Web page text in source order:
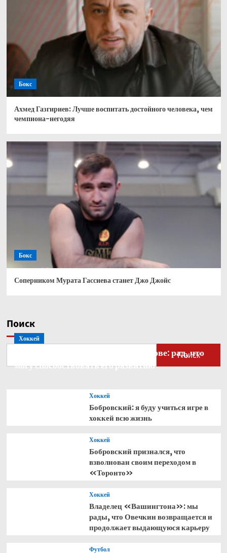
Бокс
Ахмед Газгириев: Лучше воспитать достойного человека, чем
чемпиона-негодяя
Бокс
Соперником Мурата Гассиева станет Джо Джойс
Поиск
Поиск
Хоккей
Бобровский — о голкипере Ахтямове: рад, что
могу способствовать его развитию
Хоккей
Бобровский: я буду учиться игре в
хоккей всю жизнь
Хоккей
Бобровский признался, что
взволнован своим переходом в
«Торонто»
Хоккей
Владелец «Вашингтона»: мы
рады, что Овечкин возвращается и
продолжает выдающуюся карьеру
Футбол